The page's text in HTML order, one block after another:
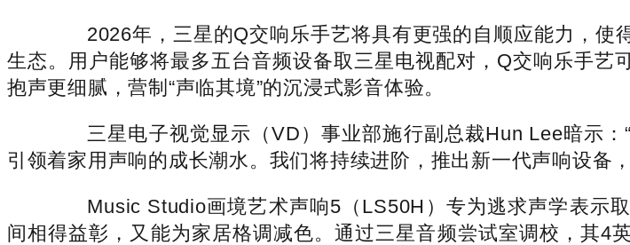
2026年，三星的Q交响乐手艺将具有更强的自顺应能力，使
生态。用户能够将最多五台音频设备取三星电视配对，Q交响乐手
抱声更细腻，营制“声临其境”的沉浸式影音体验。
三星电子视觉显示（VD）事业部施行副总裁Hun Lee暗示：
引领着家用声响的成长潮水。我们将持续进阶，推出新一代声响设备
Music Studio画境艺术声响5（LS50H）专为逃求声学表示
间相得益彰，又能为家居格调减色。通过三星音频尝试室调校，其4